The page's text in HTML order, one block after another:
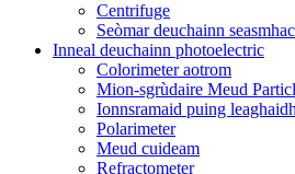
Centrifuge
Seòmar deuchainn
Inneal deuchainn photoelectric
Colorimeter aotrom
Mion-sgrùdaire Meud
Ionnsramaid puing leaghaidh
Polarimeter
Meud cuideam
Refractometer